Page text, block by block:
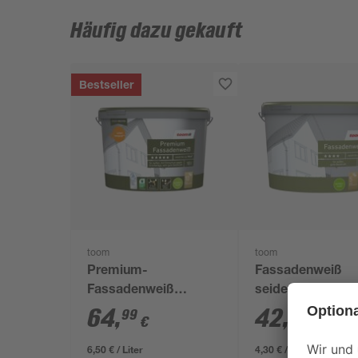
Häufig dazu gekauft
Bestseller
toom
Premium-
Fassadenweiß
seidenmatt 10 l
64,99 €
6,50 € / Liter
toom
Fassadenweiß
seidenmatt 10 l
42,
4,30 € / Liter